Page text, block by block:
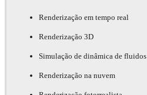
Renderização em tempo real
Renderização 3D
Simulação de dinâmica de fluidos
Renderização na nuvem